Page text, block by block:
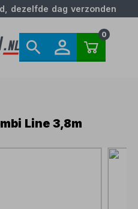
dezelfde dag verzonden
0
Line 3,8m